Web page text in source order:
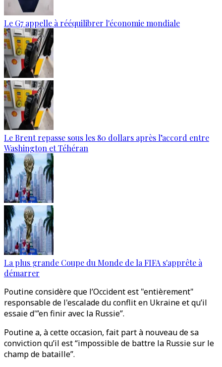
Le G7 appelle à rééquilibrer l'économie mondiale
Le Brent repasse sous les 80 dollars après l’accord entre
Washington et Téhéran
La plus grande Coupe du Monde de la FIFA s'apprête à
démarrer
Poutine considère que l’Occident est "entièrement"
responsable de l'escalade du conflit en Ukraine et qu’il
essaie d'”en finir avec la Russie”.
Poutine a, à cette occasion, fait part à nouveau de sa
conviction qu’il est “impossible de battre la Russie sur le
champ de bataille”.